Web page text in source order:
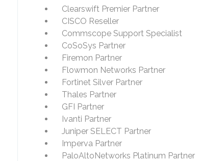
Clearswift Premier Partner
CISCO Reseller
Commscope Support Specialist
CoSoSys Partner
Firemon Partner
Flowmon Networks Partner
Fortinet Silver Partner
Thales Partner
GFI Partner
Ivanti Partner
Juniper SELECT Partner
Imperva Partner
PaloAltoNetworks Platinum Partner